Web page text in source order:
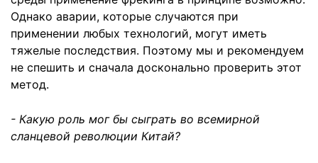
Однако аварии, которые случаются при
применении любых технологий, могут иметь
тяжелые последствия. Поэтому мы и рекомендуем
не спешить и сначала досконально проверить этот
метод.
- Какую роль мог бы сыграть во всемирной
сланцевой революции Китай?